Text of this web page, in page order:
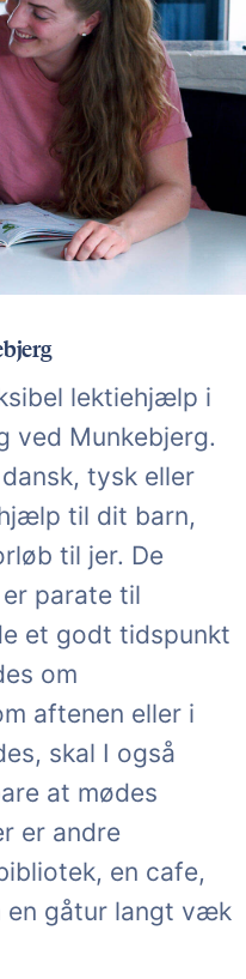
lektiehjælp i
ved Munkebjerg.
tysk eller
til dit barn,
til jer. De
parate til
et godt tidspunkt
om
aftenen eller i
skal I også
at mødes
er andre
en cafe,
en gåtur langt væk
mulighed for at